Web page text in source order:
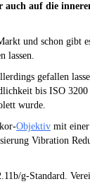
auch auf die
und schon gibt
lassen.
gefallen
bis ISO 3200
wurde.
Objektiv mit
Vibration
g-Standard.